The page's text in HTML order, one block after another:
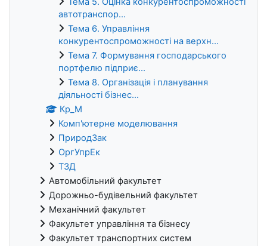
автотранспор...
Тема 6. Управління
конкурентоспроможності на верхн...
Тема 7. Формування господарського
портфелю підприє...
Тема 8. Організація і планування
діяльності бізнес...
Кр_М
Комп'ютерне моделювання
ПриродЗак
ОргУпрЕк
ТЗД
Автомобільний факультет
Дорожньо-будівельний факультет
Механічний факультет
Факультет управління та бізнесу
Факультет транспортних систем